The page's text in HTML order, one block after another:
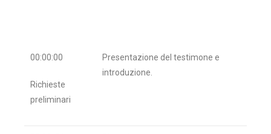
00:00:00
Richieste
preliminari
Presentazione del testimone e
introduzione.